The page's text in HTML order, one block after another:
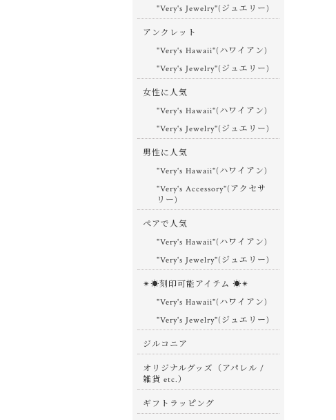
"Very's Jewelry"(ジュエリー)
アンクレット
"Very's Hawaii"(ハワイアン)
"Very's Jewelry"(ジュエリー)
女性に人気
"Very's Hawaii"(ハワイアン)
"Very's Jewelry"(ジュエリー)
男性に人気
"Very's Hawaii"(ハワイアン)
"Very's Accessory"(アクセサ
リー)
ペアで人気
"Very's Hawaii"(ハワイアン)
"Very's Jewelry"(ジュエリー)
✴︎☀︎刻印可能アイテム ☀︎✴︎
"Very's Hawaii"(ハワイアン)
"Very's Jewelry"(ジュエリー)
ジルコニア
オリジナルグッズ（アパレル /
雑貨 etc.）
ギフトラッピング